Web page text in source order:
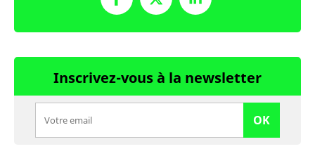
Inscrivez-vous à la newsletter
OK